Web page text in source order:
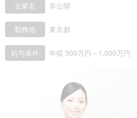
企業名 非公開
勤務地 東京都
給与条件 年収 500万円～1,000万円